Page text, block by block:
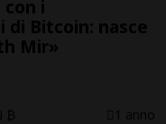
i
Bitcoin: nasce
Mir»
₿ 1 anno